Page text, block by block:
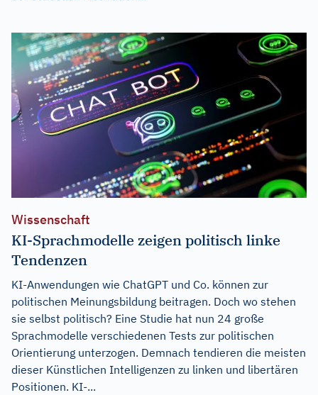
Wissenschaft
KI-Sprachmodelle zeigen politisch linke
Tendenzen
KI-Anwendungen wie ChatGPT und Co. können zur
politischen Meinungsbildung beitragen. Doch wo stehen
sie selbst politisch? Eine Studie hat nun 24 große
Sprachmodelle verschiedenen Tests zur politischen
Orientierung unterzogen. Demnach tendieren die meisten
dieser Künstlichen Intelligenzen zu linken und libertären
Positionen. KI-...